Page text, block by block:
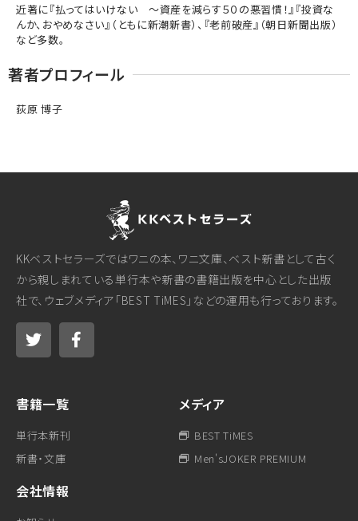
近著に『払ってはいけない ～資産を減らす５０の悪習慣！』『投資な
んか、おやめなさい』（ともに新潮新書）、『老前破産』（朝日新聞出版）
など多数。
著者プロフィール
荻原 博子
KKベストセラーズではワニの本、ワニ文庫、ベスト新書として古く
から親しまれている単行本や新書の書籍出版を中心とした出版
社で、ウェブメディア「BEST TiMES」などの運用も行っております。
書籍一覧
単行本新刊
新書・文庫
メディア
BEST TiMES
Men'sJOKER PREMIUM
会社情報